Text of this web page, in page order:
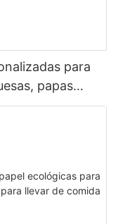
para
papas